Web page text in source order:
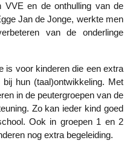
VVE en de onthulling van de
Jan de Jonge, werkte men
van de onderlinge
hun (taal)ontwikkeling. Met
in de peutergroepen van de
Zo kan ieder kind goed
Ook in groepen 1 en 2
nog extra begeleiding.